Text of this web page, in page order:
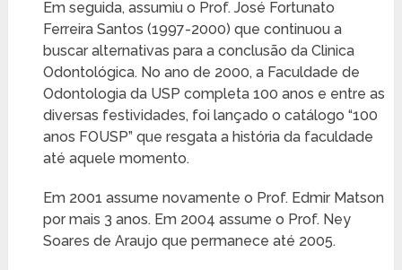
Em seguida, assumiu o Prof. José Fortunato
Ferreira Santos (1997-2000) que continuou a
buscar alternativas para a conclusão da Clinica
Odontológica. No ano de 2000, a Faculdade de
Odontologia da USP completa 100 anos e entre as
diversas festividades, foi lançado o catálogo “100
anos FOUSP” que resgata a história da faculdade
até aquele momento.
Em 2001 assume novamente o Prof. Edmir Matson
por mais 3 anos. Em 2004 assume o Prof. Ney
Soares de Araujo que permanece até 2005.